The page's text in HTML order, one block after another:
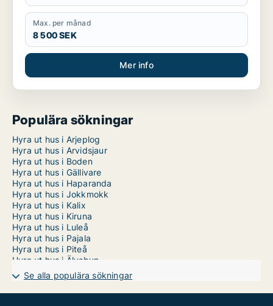
Max. per månad
8 500 SEK
Mer info
Populära sökningar
Hyra ut hus i Arjeplog
Hyra ut hus i Arvidsjaur
Hyra ut hus i Boden
Hyra ut hus i Gällivare
Hyra ut hus i Haparanda
Hyra ut hus i Jokkmokk
Hyra ut hus i Kalix
Hyra ut hus i Kiruna
Hyra ut hus i Luleå
Hyra ut hus i Pajala
Hyra ut hus i Piteå
Hyra ut hus i Älvsbyn
Hyra ut hus i Överkalix
Hyra ut hus i Övertorneå
Se alla populära sökningar